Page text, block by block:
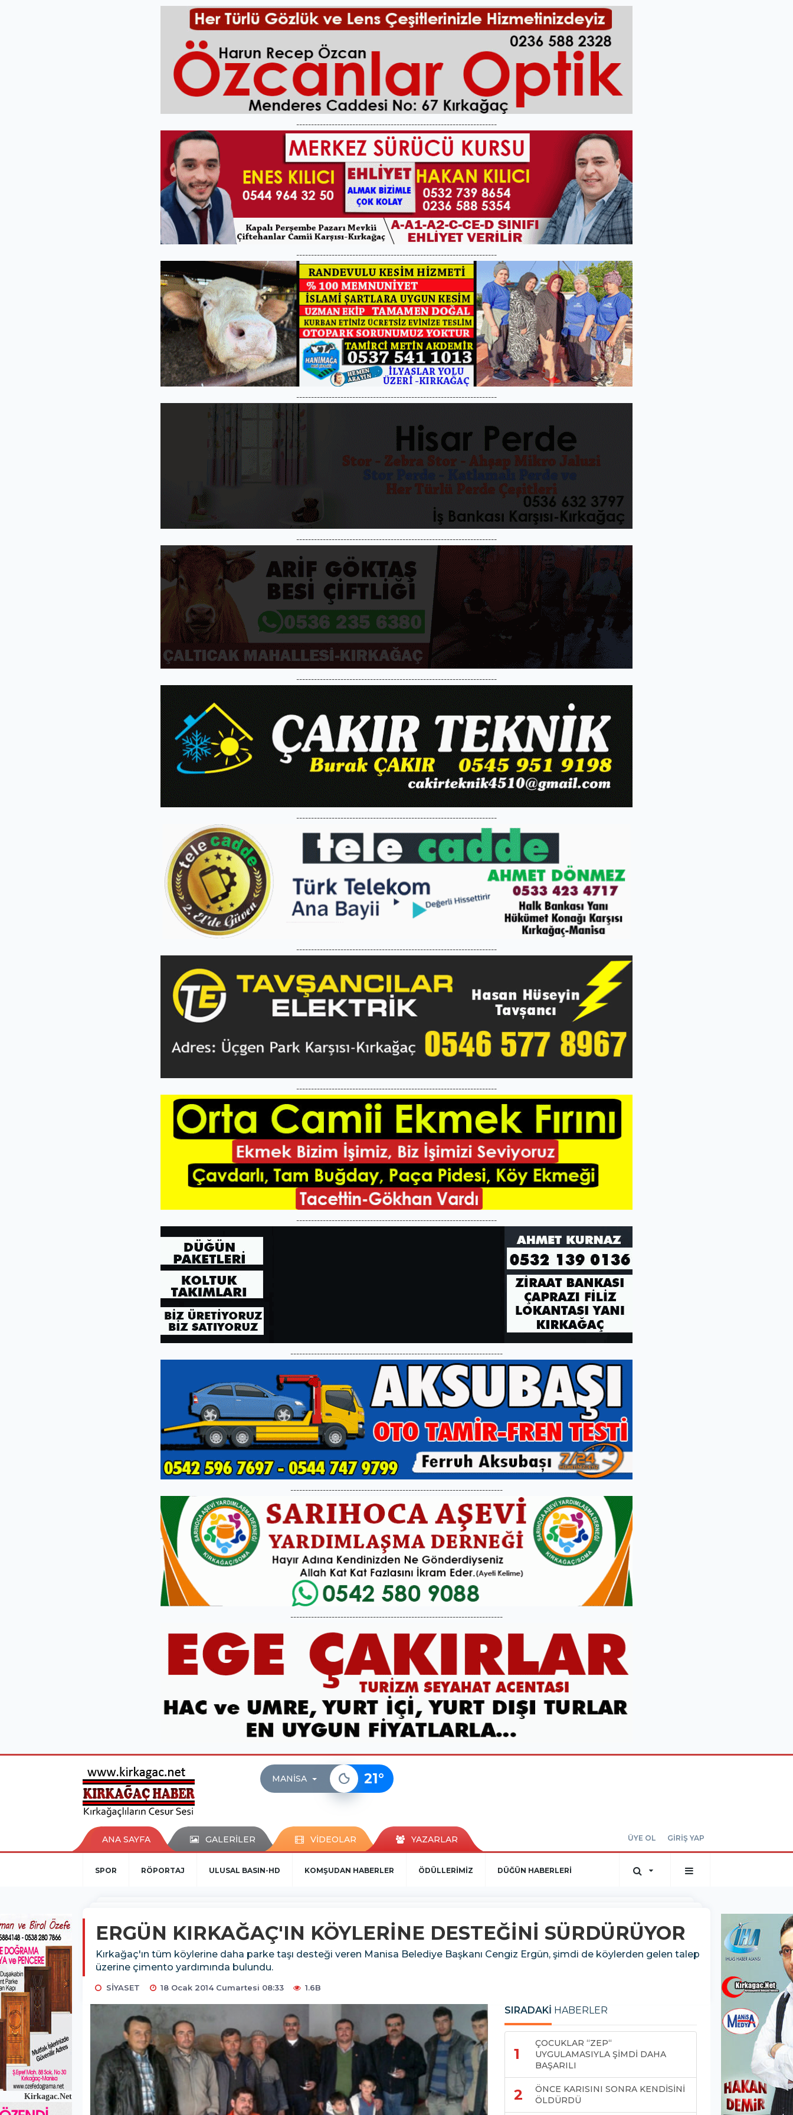
--------------------------------------------------------------------
--------------------------------------------------------------------
--------------------------------------------------------------------
--------------------------------------------------------------------
--------------------------------------------------------------------
--------------------------------------------------------------------
--------------------------------------------------------------------
--------------------------------------------------------------------
--------------------------------------------------------------------
------------------------------------------------------------------------
------------------------------------------------------------------------
------------------------------------------------------------------------
MANISA 21°
ANA SAYFA GALERİLER VİDEOLAR YAZARLAR ÜYE OL GİRİŞ YAP
SPOR RÖPORTAJ ULUSAL BASIN-HD KOMŞUDAN HABERLER ÖDÜLLERİMİZ DÜĞÜN HABERLERİ
ERGÜN KIRKAĞAÇ'IN KÖYLERİNE DESTEĞİNİ SÜRDÜRÜYOR
Kırkağaç'ın tüm köylerine daha parke taşı desteği veren Manisa Belediye Başkanı Cengiz Ergün, şimdi de köylerden gelen talep
üzerine çimento yardımında bulundu.
SİYASET 18 Ocak 2014 Cumartesi 08:33 1.6B
SIRADAKİ HABERLER
1
ÇOCUKLAR “ZEP“
UYGULAMASIYLA ŞİMDİ DAHA
BAŞARILI
2
ÖNCE KARISINI SONRA KENDİSİNİ
ÖLDÜRDÜ
Kirkagac.Net